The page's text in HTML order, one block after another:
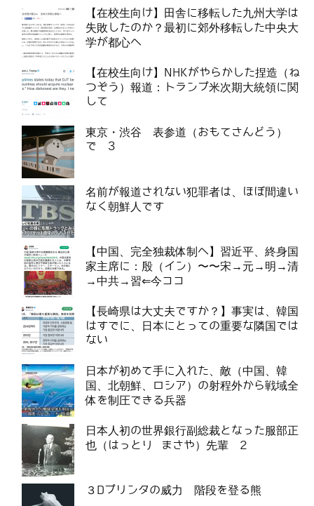
【在校生向け】田舎に移転した九州大学は
失敗したのか？最初に郊外移転した中央大
学が都心へ
【在校生向け】NHKがやらかした捏造（ね
つぞう）報道：トランプ米次期大統領に関
して
東京・渋谷 表参道（おもてさんどう）
で 3
名前が報道されない犯罪者は、ほぼ間違い
なく朝鮮人です
【中国、完全独裁体制へ】習近平、終身国
家主席に：殷（イン）〜〜宋→元→明→清
→中共→習⇐今ココ
【長崎県は大丈夫ですか？】事実は、韓国
はすでに、日本にとっての重要な隣国では
ない
日本が初めて手に入れた、敵（中国、韓
国、北朝鮮、ロシア）の射程外から戦域全
体を制圧できる兵器
日本人初の世界銀行副総裁となった服部正
也（はっとり まさや）先輩 2
３Dプリンタの威力 階段を登る熊